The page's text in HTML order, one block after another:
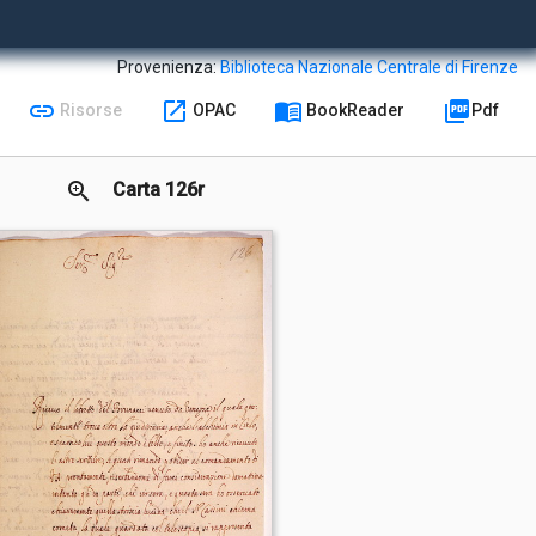
Provenienza:Biblioteca Nazionale Centrale di Firenze
link Risorse open_in_new OPAC menu_book BookReader picture_as_pdf Pdf
zoom_in Carta 126r